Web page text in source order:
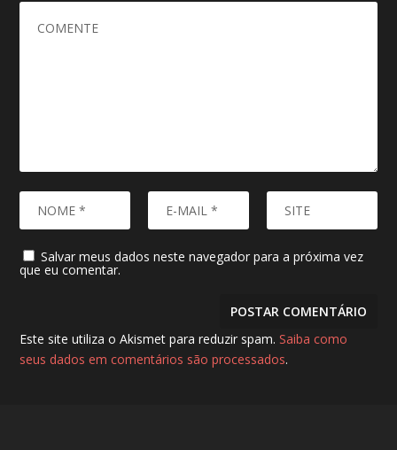
Salvar meus dados neste navegador para a próxima vez
que eu comentar.
Este site utiliza o Akismet para reduzir spam.Saiba como
seus dados em comentários são processados.